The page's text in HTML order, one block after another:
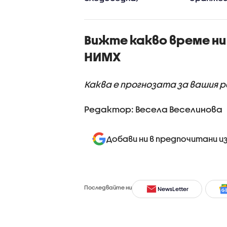
Вижте какво време
НИМХ
Каква е прогнозата за вашия
Редактор: Весела Веселинова
Добави ни в предпочитани
Последвайте ни NewsLetter